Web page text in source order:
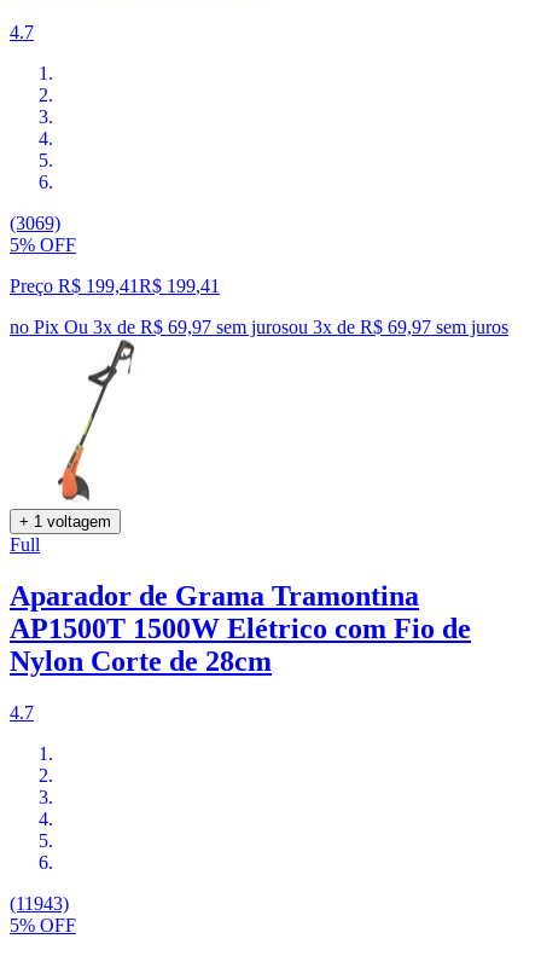
4.7
(3069)
5% OFF
Preço R$ 199,41R$ 199,41
no Pix Ou 3x de R$ 69,97 sem jurosou 3x de R$ 69,97 sem juros
+ 1 voltagem
Full
Aparador de Grama Tramontina
AP1500T 1500W Elétrico com Fio de
Nylon Corte de 28cm
4.7
(11943)
5% OFF